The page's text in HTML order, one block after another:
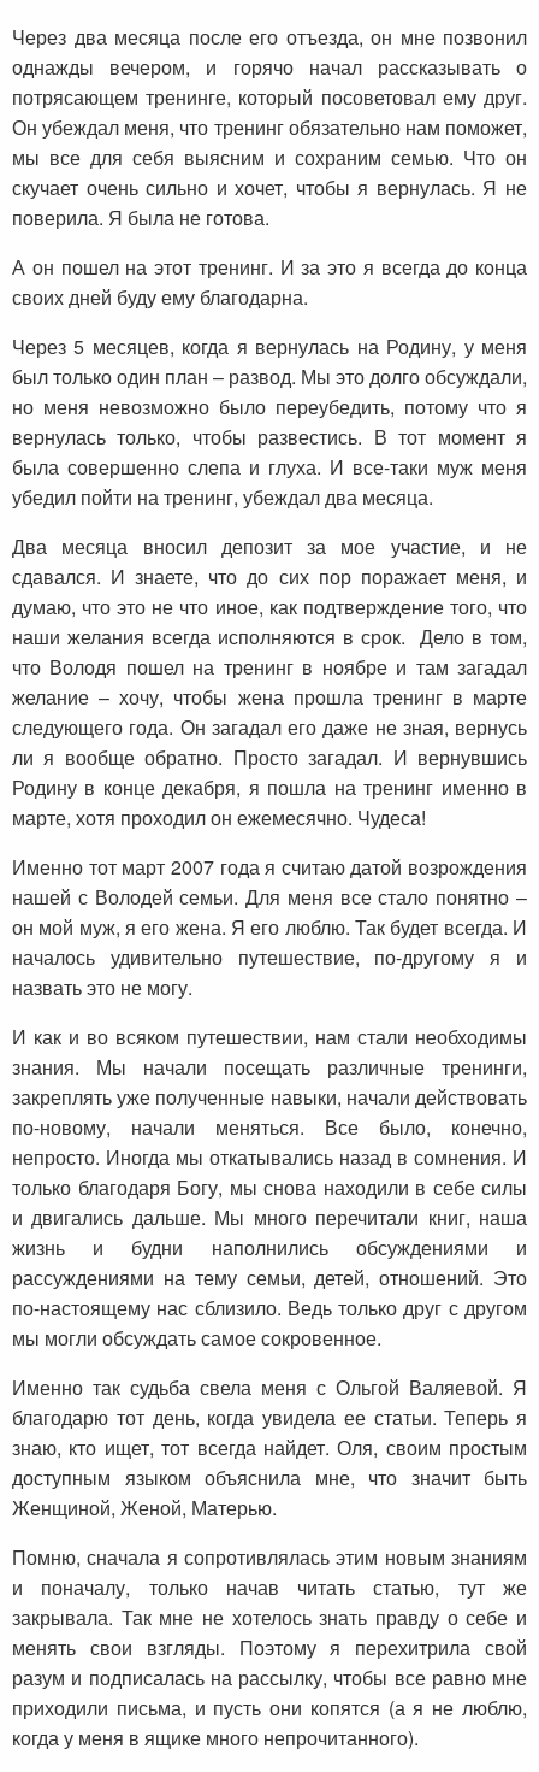
Через два месяца после его отъезда, он мне позвонил
однажды вечером, и горячо начал рассказывать о
потрясающем тренинге, который посоветовал ему друг.
Он убеждал меня, что тренинг обязательно нам поможет,
мы все для себя выясним и сохраним семью. Что он
скучает очень сильно и хочет, чтобы я вернулась. Я не
поверила. Я была не готова.
А он пошел на этот тренинг. И за это я всегда до конца
своих дней буду ему благодарна.
Через 5 месяцев, когда я вернулась на Родину, у меня
был только один план – развод. Мы это долго обсуждали,
но меня невозможно было переубедить, потому что я
вернулась только, чтобы развестись. В тот момент я
была совершенно слепа и глуха. И все-таки муж меня
убедил пойти на тренинг, убеждал два месяца.
Два месяца вносил депозит за мое участие, и не
сдавался. И знаете, что до сих пор поражает меня, и
думаю, что это не что иное, как подтверждение того, что
наши желания всегда исполняются в срок. Дело в том,
что Володя пошел на тренинг в ноябре и там загадал
желание – хочу, чтобы жена прошла тренинг в марте
следующего года. Он загадал его даже не зная, вернусь
ли я вообще обратно. Просто загадал. И вернувшись
Родину в конце декабря, я пошла на тренинг именно в
марте, хотя проходил он ежемесячно. Чудеса!
Именно тот март 2007 года я считаю датой возрождения
нашей с Володей семьи. Для меня все стало понятно –
он мой муж, я его жена. Я его люблю. Так будет всегда. И
началось удивительно путешествие, по-другому я и
назвать это не могу.
И как и во всяком путешествии, нам стали необходимы
знания. Мы начали посещать различные тренинги,
закреплять уже полученные навыки, начали действовать
по-новому, начали меняться. Все было, конечно,
непросто. Иногда мы откатывались назад в сомнения. И
только благодаря Богу, мы снова находили в себе силы
и двигались дальше. Мы много перечитали книг, наша
жизнь и будни наполнились обсуждениями и
рассуждениями на тему семьи, детей, отношений. Это
по-настоящему нас сблизило. Ведь только друг с другом
мы могли обсуждать самое сокровенное.
Именно так судьба свела меня с Ольгой Валяевой. Я
благодарю тот день, когда увидела ее статьи. Теперь я
знаю, кто ищет, тот всегда найдет. Оля, своим простым
доступным языком объяснила мне, что значит быть
Женщиной, Женой, Матерью.
Помню, сначала я сопротивлялась этим новым знаниям
и поначалу, только начав читать статью, тут же
закрывала. Так мне не хотелось знать правду о себе и
менять свои взгляды. Поэтому я перехитрила свой
разум и подписалась на рассылку, чтобы все равно мне
приходили письма, и пусть они копятся (а я не люблю,
когда у меня в ящике много непрочитанного).